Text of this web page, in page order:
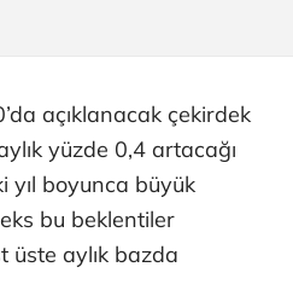
açıklanacak çekirdek
yüzde 0,4 artacağı
yıl boyunca büyük
bu beklentiler
üste aylık bazda